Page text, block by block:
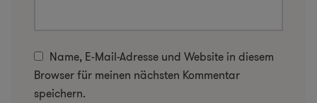
Name, E-Mail-Adresse und Website in diesem
Browser für meinen nächsten Kommentar
speichern.